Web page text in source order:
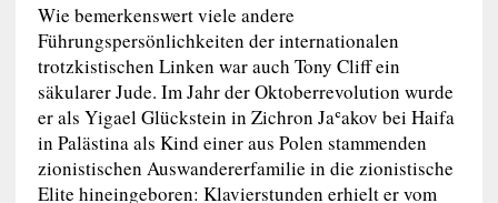
Wie bemerkenswert viele andere
Führungspersönlichkeiten der internationalen
trotzkistischen Linken war auch Tony Cliff ein
säkularer Jude. Im Jahr der Oktoberrevolution wurde
er als Yigael Glückstein in Zichron Jaʿakov bei Haifa
in Palästina als Kind einer aus Polen stammenden
zionistischen Auswandererfamilie in die zionistische
Elite hineingeboren: Klavierstunden erhielt er vom